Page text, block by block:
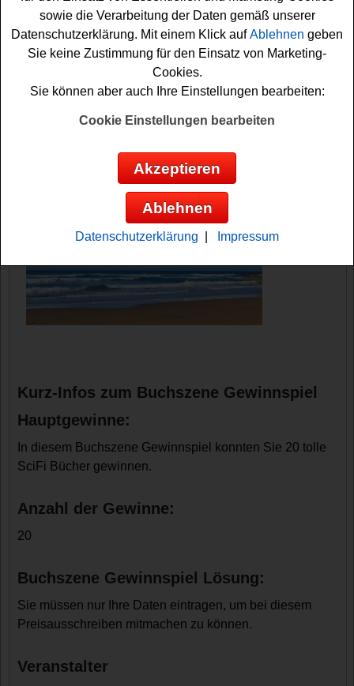
sind die Daumen schon fest gedrückt!
Buchszene verlost 20 tolle SciFi Bücher
Anzeige:
Kurz-Infos zum Buchszene Gewinnspiel
Hauptgewinne:
In diesem Buchszene Gewinnspiel konnten Sie 20 tolle
SciFi Bücher gewinnen.
Anzahl der Gewinne:
20
Buchszene Gewinnspiel Lösung:
Sie müssen nur Ihre Daten eintragen, um bei diesem
Preisausschreiben mitmachen zu können.
Veranstalter
sowie die Verarbeitung der Daten gemäß unserer
Datenschutzerklärung. Mit einem Klick aufAblehnen geben
Sie keine Zustimmung für den Einsatz von Marketing-
Cookies.
Sie können aber auch Ihre Einstellungen bearbeiten:
Cookie Einstellungen bearbeiten
Akzeptieren
Ablehnen
Datenschutzerklärung Impressum